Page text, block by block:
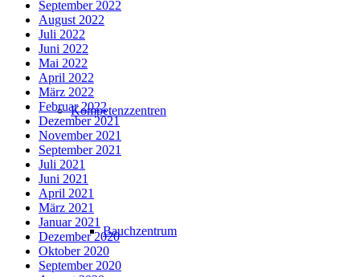
Kompetenzzentren
Bauchzentrum
September 2022
August 2022
Juli 2022
Juni 2022
Mai 2022
April 2022
März 2022
Februar 2022
Dezember 2021
November 2021
September 2021
Juli 2021
Juni 2021
April 2021
März 2021
Januar 2021
Dezember 2020
Oktober 2020
September 2020